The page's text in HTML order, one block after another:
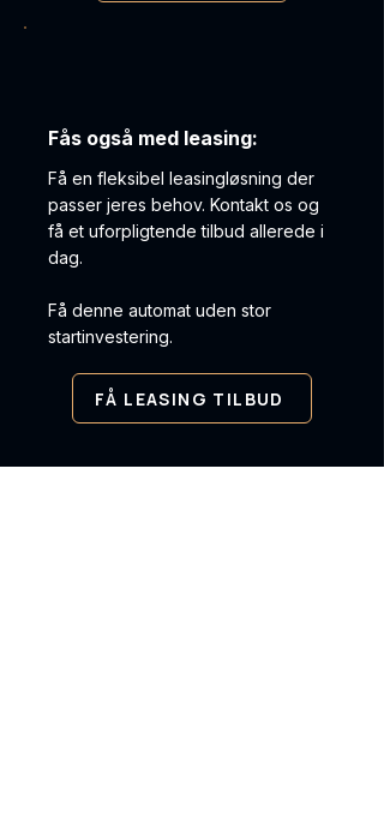
Fås også med leasing:
Få en fleksibel leasingløsning der
passer jeres behov. Kontakt os og
få et uforpligtende tilbud allerede i
dag.
Få denne automat uden stor
startinvestering.
FÅ LEASING TILBUD